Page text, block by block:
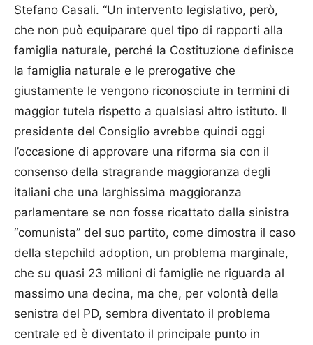
Stefano Casali. “Un intervento legislativo, però,
che non può equiparare quel tipo di rapporti alla
famiglia naturale, perché la Costituzione definisce
la famiglia naturale e le prerogative che
giustamente le vengono riconosciute in termini di
maggior tutela rispetto a qualsiasi altro istituto. Il
presidente del Consiglio avrebbe quindi oggi
l’occasione di approvare una riforma sia con il
consenso della stragrande maggioranza degli
italiani che una larghissima maggioranza
parlamentare se non fosse ricattato dalla sinistra
“comunista” del suo partito, come dimostra il caso
della stepchild adoption, un problema marginale,
che su quasi 23 milioni di famiglie ne riguarda al
massimo una decina, ma che, per volontà della
senistra del PD, sembra diventato il problema
centrale ed è diventato il principale punto in